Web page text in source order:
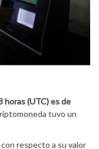
horas (UTC) es de
tuvo un
respecto a su valor